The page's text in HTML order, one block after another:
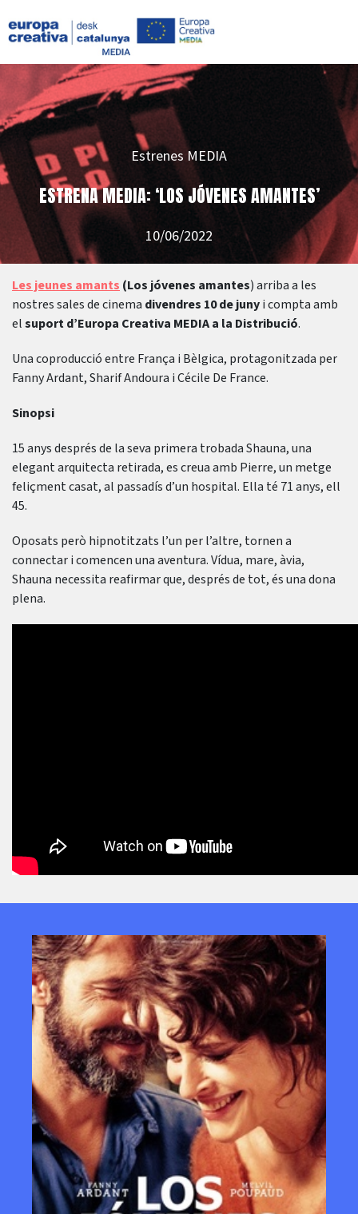
Estrenes MEDIA
ESTRENA MEDIA: ‘LOS JÓVENES AMANTES’
10/06/2022
Les jeunes amants (Los jóvenes amantes) arriba a les
nostres sales de cinema divendres 10 de junyi compta amb
elsuport d’Europa Creativa MEDIA a la Distribució.
Una coproducció entre França i Bèlgica, protagonitzada per
Fanny Ardant, Sharif Andoura i Cécile De France.
Sinopsi
15 anys després de la seva primera trobada Shauna, una
elegant arquitecta retirada, es creua amb Pierre, un metge
feliçment casat, al passadís d’un hospital. Ella té 71 anys, ell
45.
Oposats però hipnotitzats l’un per l’altre, tornen a
connectar i comencen una aventura. Vídua, mare, àvia,
Shauna necessita reafirmar que, després de tot, és una dona
plena.